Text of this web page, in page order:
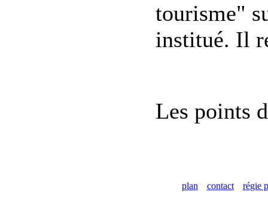
tourisme"
institué. Il
Les points
plan contact régie